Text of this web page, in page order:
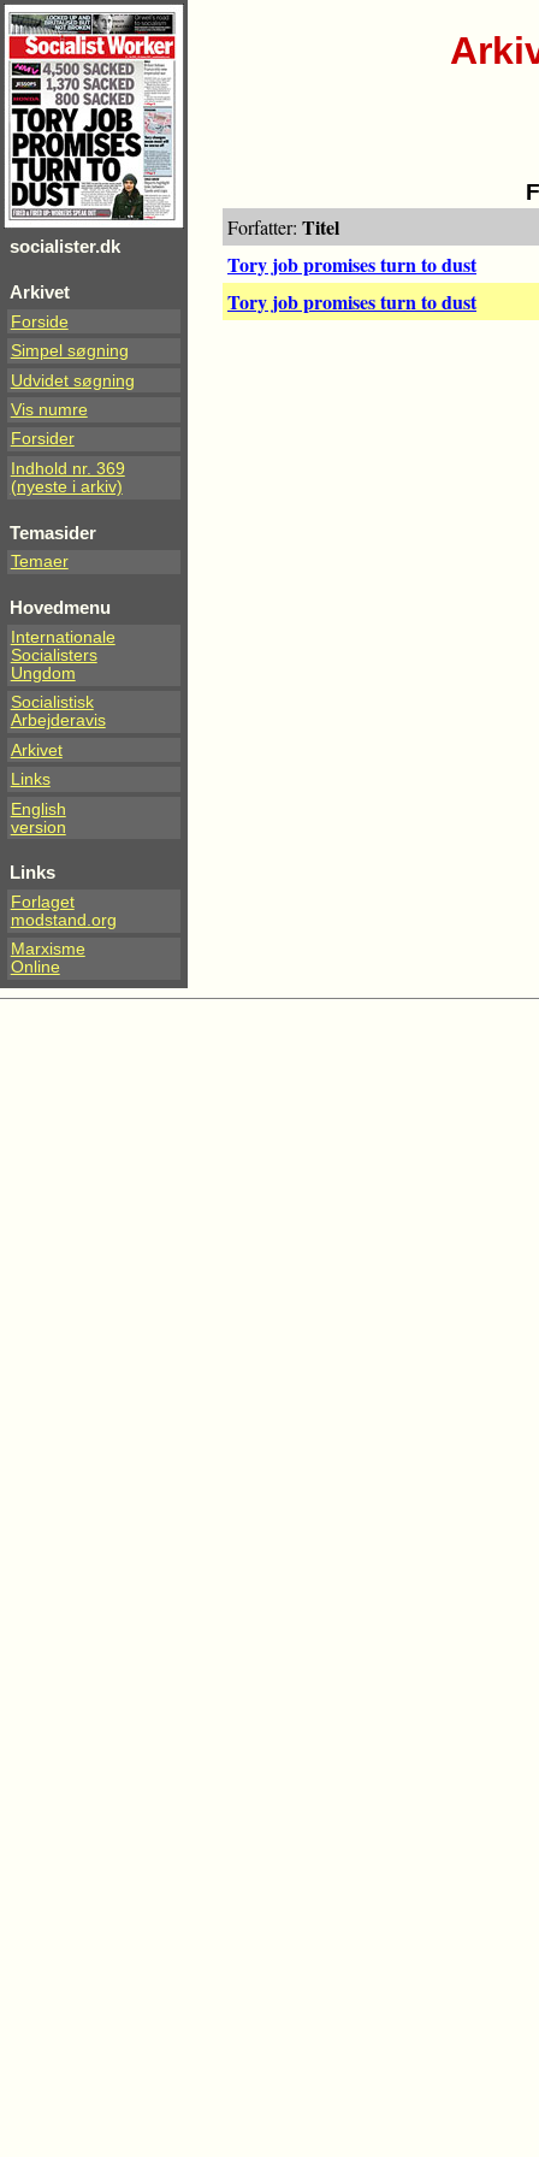
socialister.dk
Arkivet
Forside
Simpel søgning
Udvidet søgning
Vis numre
Forsider
Indhold nr. 369
(nyeste i arkiv)
Temasider
Temaer
Hovedmenu
Internationale
Socialisters
Ungdom
Socialistisk
Arbejderavis
Arkivet
Links
English
version
Links
Forlaget
modstand.org
Marxisme
Online
Forfatter: Titel
Tory job promises turn to dust
Tory job promises turn to dust